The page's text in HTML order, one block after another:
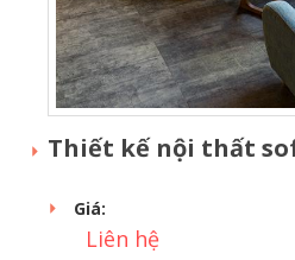
Thiết kế nội thất
Giá:
Liên hệ